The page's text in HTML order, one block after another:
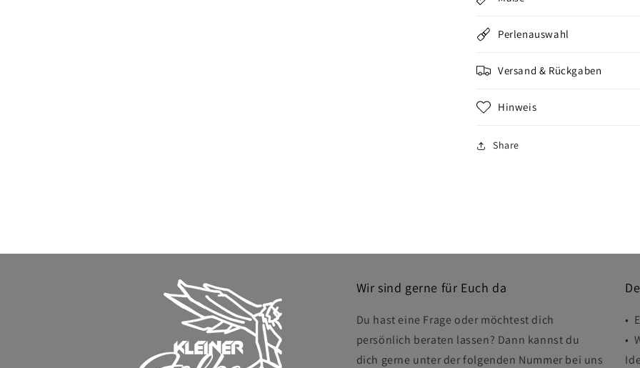
Perlenauswahl
Versand & Rückgaben
Hinweis
Share
Wir sind gerne für Euch da
Du hast eine Frage oder möchtest dich
persönlich beraten lassen? Dann kannst du
dich gerne unter der folgenden Nummer bei uns
•
•